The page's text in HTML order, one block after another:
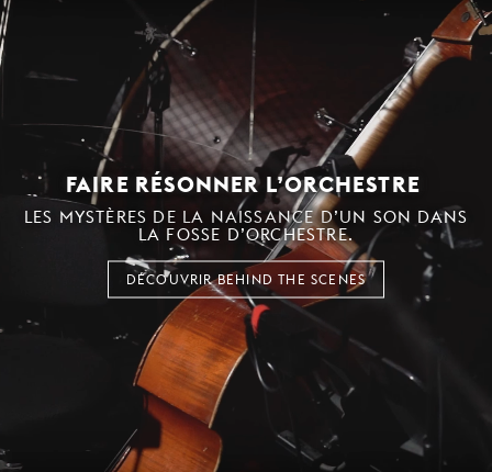
FAIRE RÉSONNER L’ORCHESTRE
LES MYSTÈRES DE LA NAISSANCE D’UN SON DANS
LA FOSSE D’ORCHESTRE.
DÉCOUVRIR BEHIND THE SCENES